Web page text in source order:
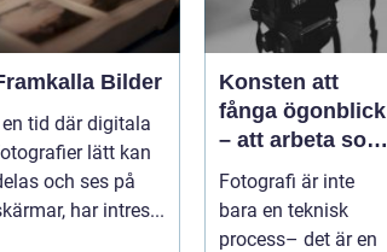
Bilder
en tid där digitala
lätt kan
och ses på
har intres...
Konsten att
fånga ögonblick
– att arbeta som
fotograf i
Norrköping
Fotografi är inte
bara en teknisk
process– det är en